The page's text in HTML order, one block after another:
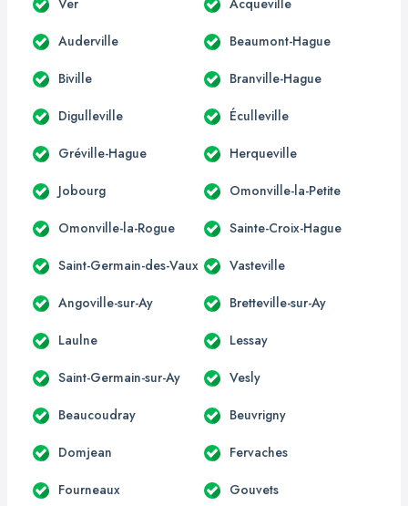
Auderville Beaumont-Hague
Biville Branville-Hague
Digulleville Éculleville
Gréville-Hague Herqueville
Jobourg Omonville-la-Petite
Omonville-la-Rogue Sainte-Croix-Hague
Saint-Germain-des-Vaux Vasteville
Angoville-sur-Ay Bretteville-sur-Ay
Laulne Lessay
Saint-Germain-sur-Ay Vesly
Beaucoudray Beuvrigny
Domjean Fervaches
Fourneaux Gouvets